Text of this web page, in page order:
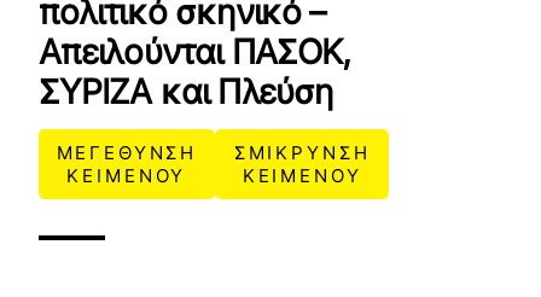
πολιτικό σκηνικό –
Απειλούνται ΠΑΣΟΚ,
ΣΥΡΙΖΑ και Πλεύση
ΜΕΓΕΘΥΝΣΗ
ΚΕΙΜΕΝΟΥ
ΣΜΙΚΡΥΝΣΗ
ΚΕΙΜΕΝΟΥ